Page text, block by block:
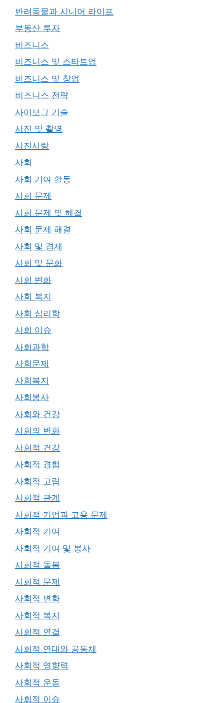
반려동물과 시니어 라이프
부동산 투자
비즈니스
비즈니스 및 스타트업
비즈니스 및 창업
비즈니스 전략
사이보그 기술
사진 및 촬영
사진사랑
사회
사회 기여 활동
사회 문제
사회 문제 및 해결
사회 문제 해결
사회 및 경제
사회 및 문화
사회 변화
사회 복지
사회 심리학
사회 이슈
사회과학
사회문제
사회복지
사회봉사
사회와 건강
사회의 변화
사회적 건강
사회적 경험
사회적 고립
사회적 관계
사회적 기업과 고용 문제
사회적 기여
사회적 기여 및 봉사
사회적 돌봄
사회적 문제
사회적 변화
사회적 복지
사회적 연결
사회적 연대와 공동체
사회적 영향력
사회적 운동
사회적 이슈